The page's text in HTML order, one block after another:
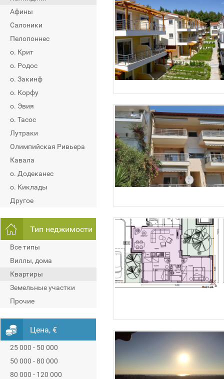
Афины
Салоники
Пелопоннес
о. Крит
о. Родос
о. Закинф
о. Корфу
о. Эвия
о. Тасос
Лутраки
Олимпийская Ривьера
Кавала
о. Додеканес
о. Киклады
Другое
Тип неджимости
Все типы
Виллы, дома
Квартиры
Земельные участки
Прочие
Цена, €
25 000 - 50 000
50 000 - 80 000
80 000 - 120 000